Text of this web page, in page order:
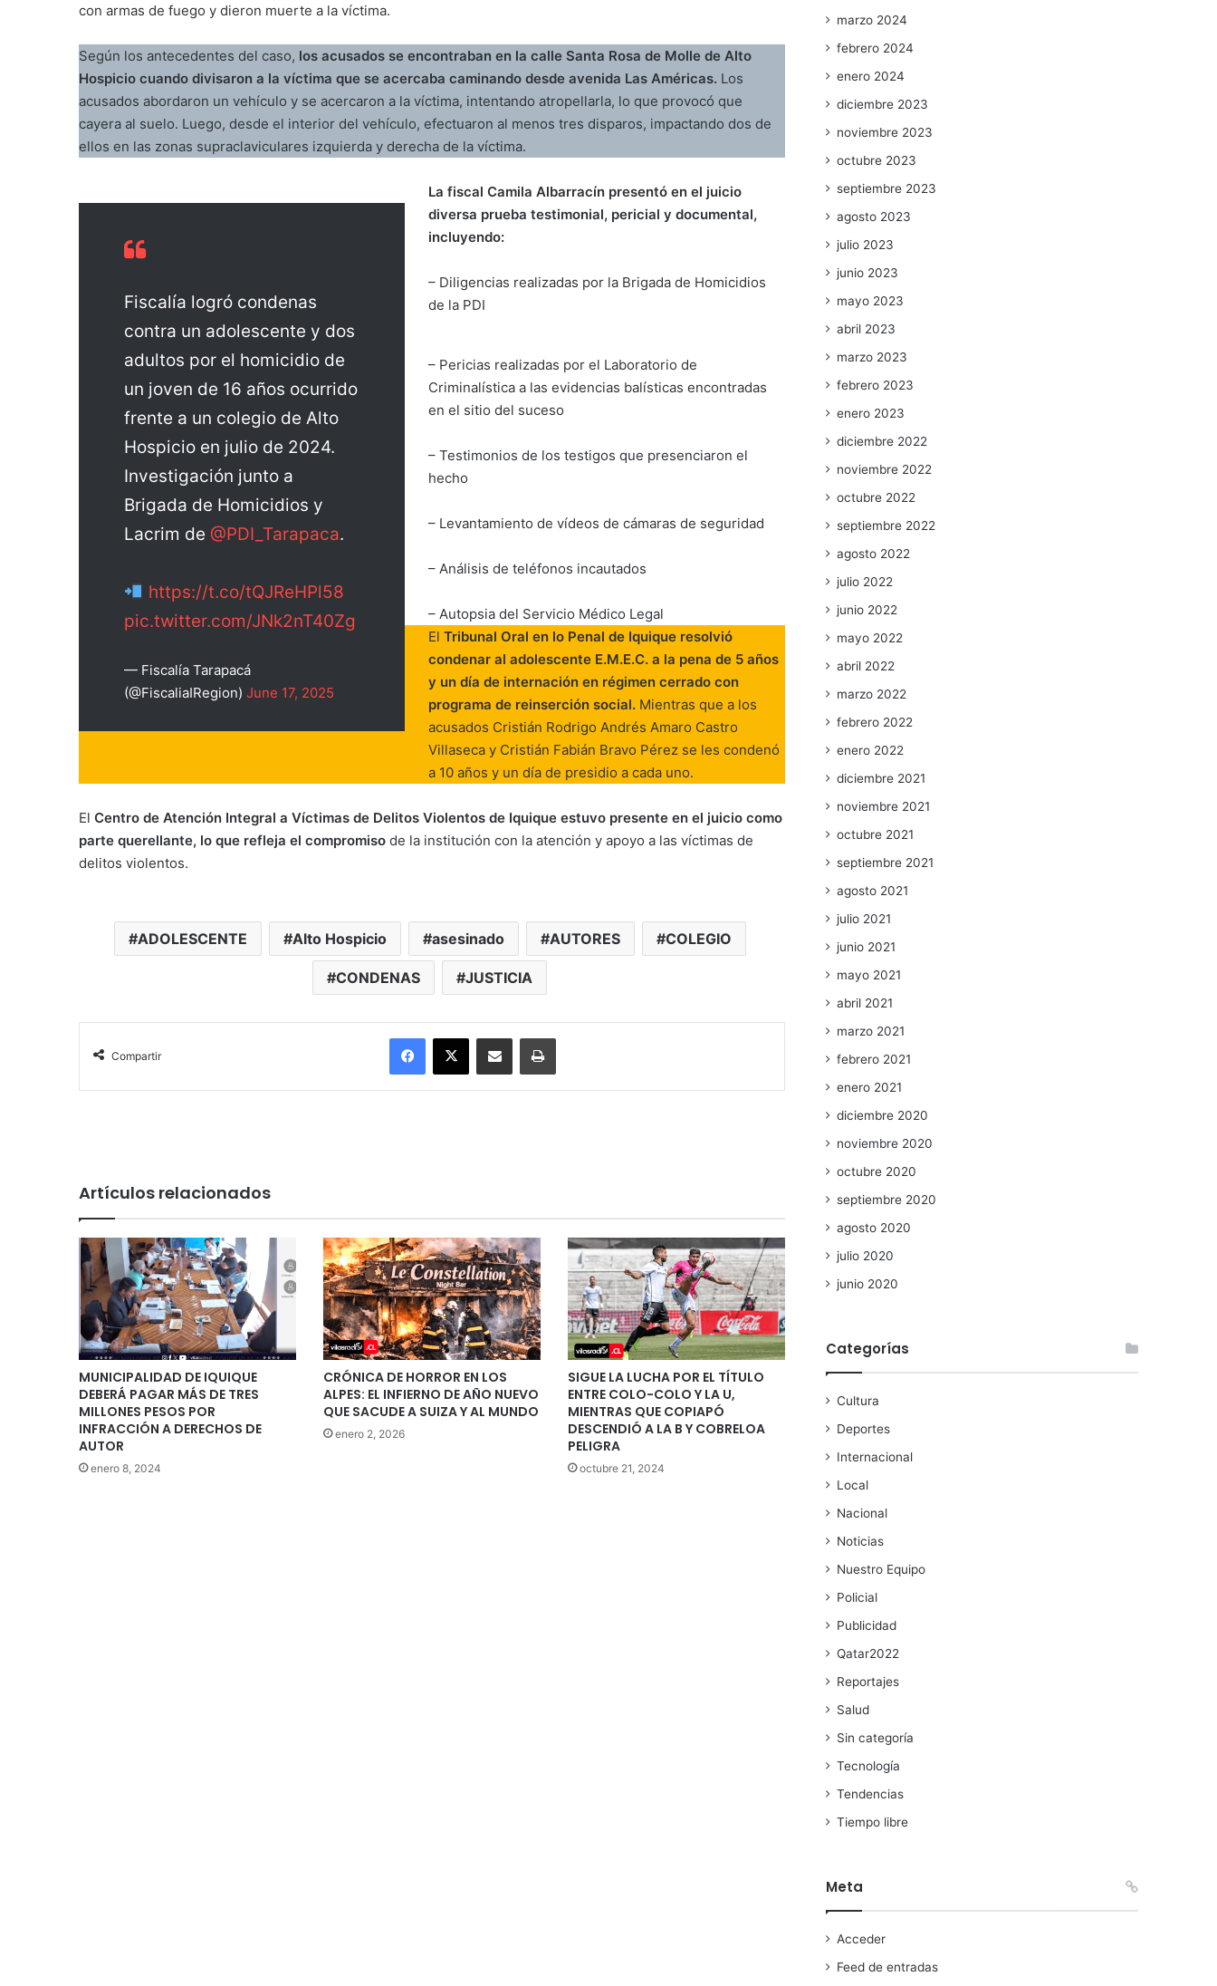
con armas de fuego y dieron muerte a la víctima.
Según los antecedentes del caso, los acusados se encontraban en la calle Santa Rosa de Molle de Alto
Hospicio cuando divisaron a la víctima que se acercaba caminando desde avenida Las Américas. Los
acusados abordaron un vehículo y se acercaron a la víctima, intentando atropellarla, lo que provocó que
cayera al suelo. Luego, desde el interior del vehículo, efectuaron al menos tres disparos, impactando dos de
ellos en las zonas supraclaviculares izquierda y derecha de la víctima.
Fiscalía logró condenas
contra un adolescente y dos
adultos por el homicidio de
un joven de 16 años ocurrido
frente a un colegio de Alto
Hospicio en julio de 2024.
Investigación junto a
Brigada de Homicidios y
Lacrim de @PDI_Tarapaca.
https://t.co/tQJReHPl58
pic.twitter.com/JNk2nT40Zg
— Fiscalía Tarapacá
(@FiscaliaIRegion) June 17, 2025
La fiscal Camila Albarracín presentó en el juicio
diversa prueba testimonial, pericial y documental,
incluyendo:
– Diligencias realizadas por la Brigada de Homicidios
de la PDI
– Pericias realizadas por el Laboratorio de
Criminalística a las evidencias balísticas encontradas
en el sitio del suceso
– Testimonios de los testigos que presenciaron el
hecho
– Levantamiento de vídeos de cámaras de seguridad
– Análisis de teléfonos incautados
– Autopsia del Servicio Médico Legal
ElTribunal Oral en lo Penal de Iquique resolvió
condenar al adolescente E.M.E.C. a la pena de 5 años
y un día de internación en régimen cerrado con
programa de reinserción social. Mientras que a los
acusados Cristián Rodrigo Andrés Amaro Castro
Villaseca y Cristián Fabián Bravo Pérez se les condenó
a 10 años y un día de presidio a cada uno.
El Centro de Atención Integral a Víctimas de Delitos Violentos de Iquique estuvo presente en el juicio como
parte querellante, lo que refleja el compromiso de la institución con la atención y apoyo a las víctimas de
delitos violentos.
ADOLESCENTE Alto Hospicio asesinado AUTORES COLEGIO
CONDENAS JUSTICIA
Compartir
Facebook
X Enviar vía email Imprimir
Artículos relacionados
MUNICIPALIDAD DE IQUIQUE
DEBERÁ PAGAR MÁS DE TRES
MILLONES PESOS POR
INFRACCIÓN A DERECHOS DE
AUTOR
enero 8, 2024
CRÓNICA DE HORROR EN LOS
ALPES: EL INFIERNO DE AÑO NUEVO
QUE SACUDE A SUIZA Y AL MUNDO
enero 2, 2026
SIGUE LA LUCHA POR EL TÍTULO
ENTRE COLO-COLO Y LA U,
MIENTRAS QUE COPIAPÓ
DESCENDIÓ A LA B Y COBRELOA
PELIGRA
octubre 21, 2024
marzo 2024
febrero 2024
enero 2024
diciembre 2023
noviembre 2023
octubre 2023
septiembre 2023
agosto 2023
julio 2023
junio 2023
mayo 2023
abril 2023
marzo 2023
febrero 2023
enero 2023
diciembre 2022
noviembre 2022
octubre 2022
septiembre 2022
agosto 2022
julio 2022
junio 2022
mayo 2022
abril 2022
marzo 2022
febrero 2022
enero 2022
diciembre 2021
noviembre 2021
octubre 2021
septiembre 2021
agosto 2021
julio 2021
junio 2021
mayo 2021
abril 2021
marzo 2021
febrero 2021
enero 2021
diciembre 2020
noviembre 2020
octubre 2020
septiembre 2020
agosto 2020
julio 2020
junio 2020
Categorías
Cultura
Deportes
Internacional
Local
Nacional
Noticias
Nuestro Equipo
Policial
Publicidad
Qatar2022
Reportajes
Salud
Sin categoría
Tecnología
Tendencias
Tiempo libre
Meta
Acceder
Feed de entradas